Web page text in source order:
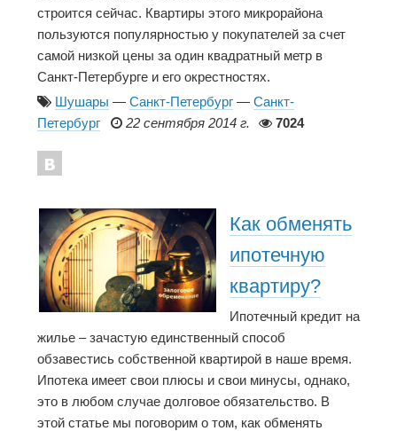
строится сейчас. Квартиры этого микрорайона
пользуются популярностью у покупателей за счет
самой низкой цены за один квадратный метр в
Санкт-Петербурге и его окрестностях.
Шушары — Санкт-Петербург — Санкт-
Петербург
22 сентября 2014 г. 7024
Как обменять
ипотечную
квартиру?
Ипотечный кредит на
жилье – зачастую единственный способ
обзавестись собственной квартирой в наше время.
Ипотека имеет свои плюсы и свои минусы, однако,
это в любом случае долговое обязательство. В
этой статье мы поговорим о том, как обменять